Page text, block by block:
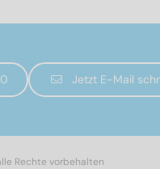
Jetzt E-Mail
Rechte vorbehalten